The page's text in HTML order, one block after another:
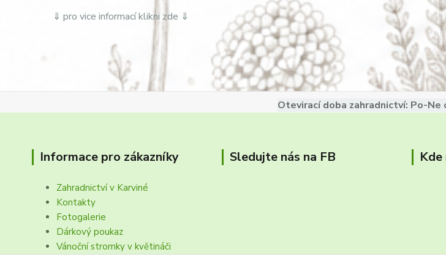
⇓ pro vice informací klikni zde ⇓
Otevirací doba zahradnictví: Po-Ne
Informace pro zákazníky
Zahradnictví v Karviné
Kontakty
Fotogalerie
Dárkový poukaz
Vánoční stromky v květináči
Sledujte nás na FB